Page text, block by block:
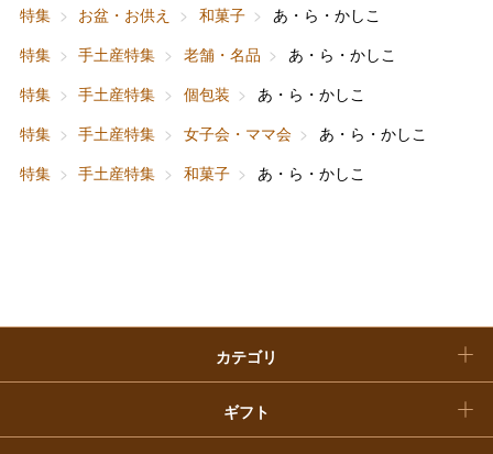
特集
お盆・お供え 和菓子
あ・ら・かしこ
特集
手土産特集 老舗・名品
あ・ら・かしこ
特集
手土産特集 個包装
あ・ら・かしこ
特集
手土産特集 女子会・ママ会
あ・ら・かしこ
特集
手土産特集 和菓子 あ・ら・かしこ
カテゴリ
ファッション
ホーム＆インテリア
ベビー＆キッズ
ギフト
出産内祝い
結婚内祝い
お香典返し
快気祝い
父の日
お中元
敬老の日
福袋